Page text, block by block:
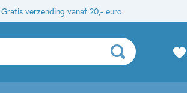
Gratis verzending vanaf 20,- euro